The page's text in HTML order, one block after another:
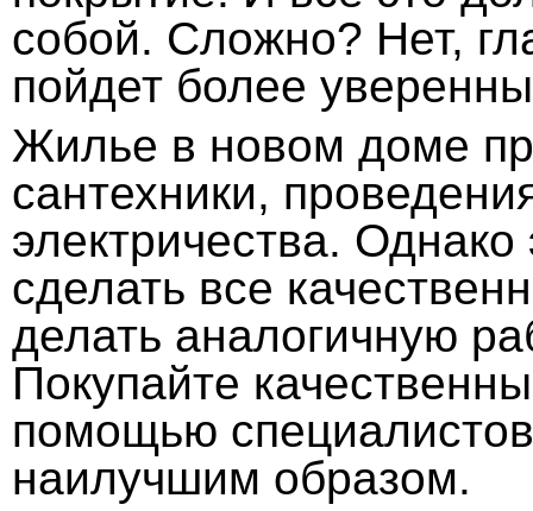
собой. Сложно? Нет,
пойдет более
Жилье в новом доме
сантехники,
электричества.
сделать все
делать аналогичную
Покупайте
помощью
наилучшим образом.